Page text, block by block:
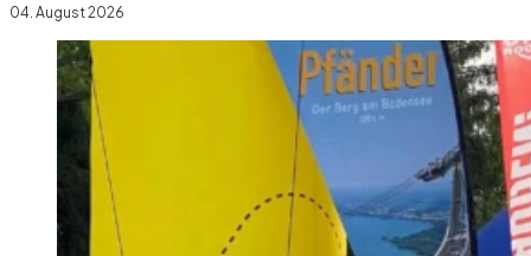
04. August 2026